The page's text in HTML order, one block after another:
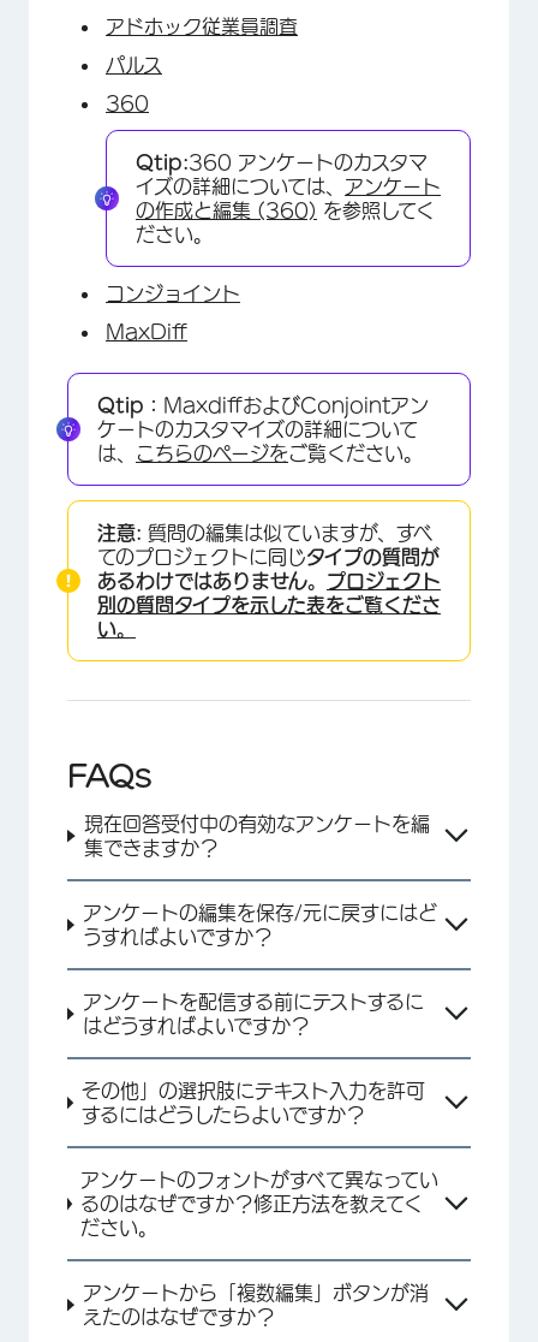
アドホック従業員調査
パルス
360
Qtip:360 アンケートのカスタマ
イズの詳細については、 アンケート
の作成と編集 (360) を参照してく
ださい。
コンジョイント
MaxDiff
Qtip： MaxdiffおよびConjointアン
ケートのカスタマイズの詳細について
は、
こちらのページをご覧ください。
注意: 質問の編集は似ていますが、すべ
てのプロジェクトに同じタイプの質問が
あるわけではありません。 プロジェクト
別の質問タイプを示した表をご覧くださ
い。
FAQs
現在回答受付中の有効なアンケートを編
集できますか？
アンケートの編集を保存/元に戻すにはど
うすればよいですか？
アンケートを配信する前にテストするに
はどうすればよいですか？
その他」の選択肢にテキスト入力を許可
するにはどうしたらよいですか？
アンケートのフォントがすべて異なってい
るのはなぜですか？修正方法を教えてく
ださい。
アンケートから「複数編集」ボタンが消
えたのはなぜですか？